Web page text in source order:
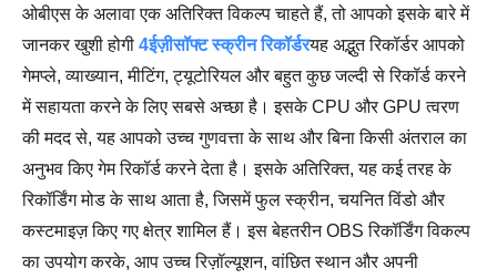
ओबीएस के अलावा एक अतिरिक्त विकल्प चाहते हैं, तो आपको इसके बारे में
जानकर खुशी होगी 4ईज़ीसॉफ्ट स्क्रीन रिकॉर्डरयह अद्भुत रिकॉर्डर आपको
गेमप्ले, व्याख्यान, मीटिंग, ट्यूटोरियल और बहुत कुछ जल्दी से रिकॉर्ड करने
में सहायता करने के लिए सबसे अच्छा है। इसके CPU और GPU त्वरण
की मदद से, यह आपको उच्च गुणवत्ता के साथ और बिना किसी अंतराल का
अनुभव किए गेम रिकॉर्ड करने देता है। इसके अतिरिक्त, यह कई तरह के
रिकॉर्डिंग मोड के साथ आता है, जिसमें फुल स्क्रीन, चयनित विंडो और
कस्टमाइज़ किए गए क्षेत्र शामिल हैं। इस बेहतरीन OBS रिकॉर्डिंग विकल्प
का उपयोग करके, आप उच्च रिज़ॉल्यूशन, वांछित स्थान और अपनी